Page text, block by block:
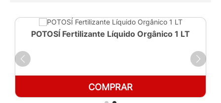
POTOSÍ Fertilizante Líquido Orgânico 1 LT
COMPRAR